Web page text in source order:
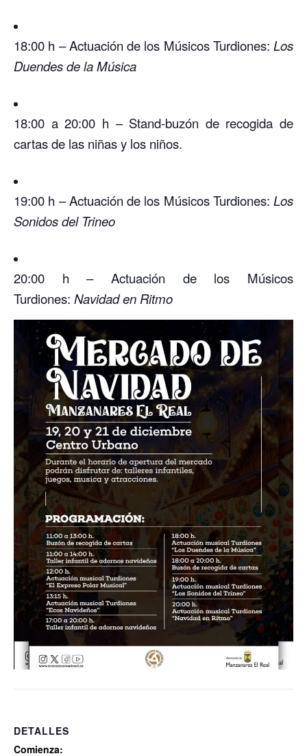
18:00 h – Actuación de los Músicos Turdiones: Los
Duendes de la Música
18:00 a 20:00 h – Stand-buzón de recogida de
cartas de las niñas y los niños.
19:00 h – Actuación de los Músicos Turdiones: Los
Sonidos del Trineo
20:00 h – Actuación de los Músicos
Turdiones: Navidad en Ritmo
DETALLES
Comienza: